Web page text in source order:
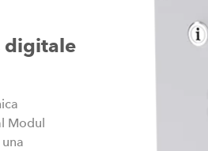
digitale
Modul